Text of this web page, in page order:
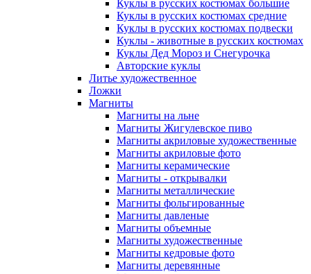
Куклы в русских костюмах большие
Куклы в русских костюмах средние
Куклы в русских костюмах подвески
Куклы - животные в русских костюмах
Куклы Дед Мороз и Снегурочка
Авторские куклы
Литье художественное
Ложки
Магниты
Магниты на льне
Магниты Жигулевское пиво
Магниты акриловые художественные
Магниты акриловые фото
Магниты керамические
Магниты - открывалки
Магниты металлические
Магниты фольгированные
Магниты давленые
Магниты объемные
Магниты художественные
Магниты кедровые фото
Магниты деревянные